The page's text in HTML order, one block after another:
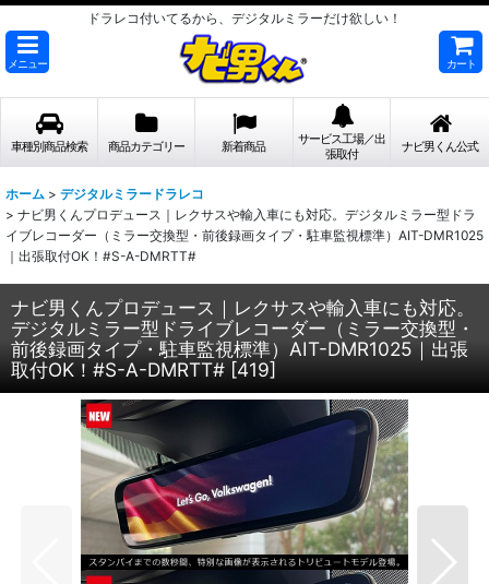
ドラレコ付いてるから、デジタルミラーだけ欲しい！
メニュー カート
車種別商品検索 商品カテゴリー 新着商品
サービス工場／出
張取付
ナビ男くん公式
ホーム > デジタルミラードラレコ
> ナビ男くんプロデュース｜レクサスや輸入車にも対応。デジタルミラー型ドラ
イブレコーダー（ミラー交換型・前後録画タイプ・駐車監視標準）AIT-DMR1025
｜出張取付OK！#S-A-DMRTT#
ナビ男くんプロデュース｜レクサスや輸入車にも対応。
デジタルミラー型ドライブレコーダー（ミラー交換型・
前後録画タイプ・駐車監視標準）AIT-DMR1025｜出張
取付OK！#S-A-DMRTT# [419]